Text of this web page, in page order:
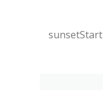
sunsetStart